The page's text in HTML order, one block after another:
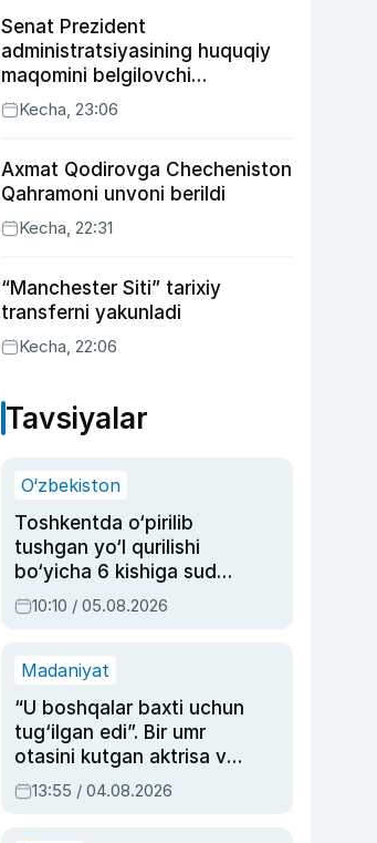
Senat Prezident
administratsiyasining huquqiy
maqomini belgilovchi
konstitutsiyaviy qonunni
ma’qulladi
Kecha, 23:06
Axmat Qodirovga Checheniston
Qahramoni unvoni berildi
Kecha, 22:31
“Manchester Siti” tarixiy
transferni yakunladi
Kecha, 22:06
Tavsiyalar
O‘zbekiston
Toshkentda o‘pirilib
tushgan yo‘l qurilishi
bo‘yicha 6 kishiga sud
hukmi o‘qildi
10:10 / 05.08.2026
Madaniyat
“U boshqalar baxti uchun
tug‘ilgan edi”. Bir umr
otasini kutgan aktrisa va
dublyaj ustasi Rimma
Ahmedovaning
13:55 / 04.08.2026